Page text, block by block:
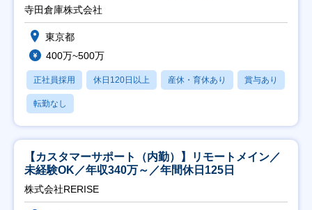
寺田倉庫株式会社
東京都
400万~500万
正社員採用 休日120日以上 産休・育休あり 賞与あり
転勤なし
【カスタマーサポート（内勤）】リモートメイン／
未経験OK／年収340万～／年間休日125日
株式会社RERISE